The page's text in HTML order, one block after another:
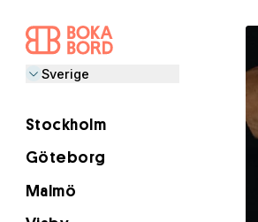
Sverige
Stockholm
Göteborg
Malmö